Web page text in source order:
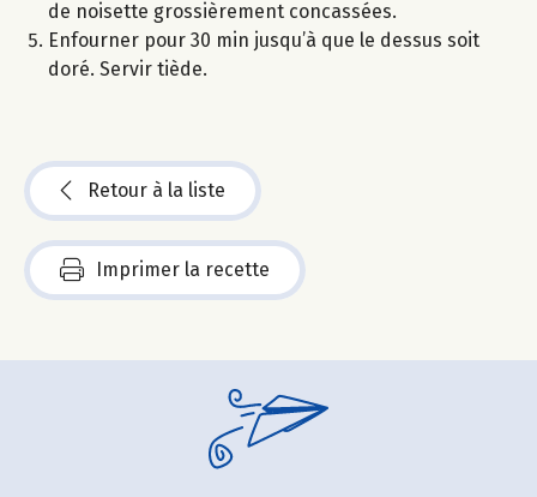
de noisette grossièrement concassées.
Enfourner pour 30 min jusqu’à que le dessus soit
doré. Servir tiède.
Retour à la liste
Imprimer la recette